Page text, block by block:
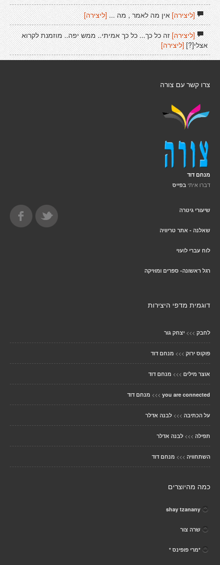
[ליצירה]אין מה לאמר , מה ... [ליצירה]
[ליצירה]זה כל כך... כל כך אמיתי.. ממש יפה.. מוזמנת לקרוא
אצלי[?] [ליצירה]
צרו קשר עם צורה
מנחם דוד
דברו איתי בפייס
שיעורי גיטרה
שאלנה - אתר טריוויה
לוח עברי לועזי
רגל ראשונה- ספרים ומוזיקה
דוגמית מדפי היצירות
לחבק >>> יצחק גור
פוקוס ירוק >>> מנחם דוד
אוצר מילים >>> מנחם דוד
you are connected
>>> מנחם דוד
על הכתיבה >>> לבנה אדלר
תפילה >>> לבנה אדלר
השתחוויה >>> מנחם דוד
כמה מהיוצרים
shay tzanany
שרה צור
*מרי פופינס *